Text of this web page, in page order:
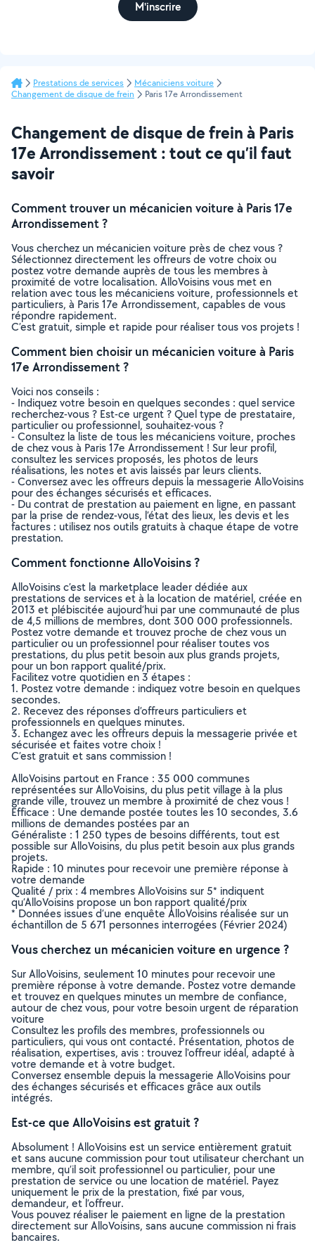
M'inscrire
Prestations de services
Mécaniciens voiture
Changement de disque de frein
Paris 17e Arrondissement
Changement de disque de frein à Paris
17e Arrondissement : tout ce qu’il faut
savoir
Comment trouver un mécanicien voiture à Paris 17e
Arrondissement ?
Vous cherchez un mécanicien voiture près de chez vous ?
Sélectionnez directement les offreurs de votre choix ou
postez votre demande auprès de tous les membres à
proximité de votre localisation. AlloVoisins vous met en
relation avec tous les mécaniciens voiture, professionnels et
particuliers, à Paris 17e Arrondissement, capables de vous
répondre rapidement.
C’est gratuit, simple et rapide pour réaliser tous vos projets !
Comment bien choisir un mécanicien voiture à Paris
17e Arrondissement ?
Voici nos conseils :
- Indiquez votre besoin en quelques secondes : quel service
recherchez-vous ? Est-ce urgent ? Quel type de prestataire,
particulier ou professionnel, souhaitez-vous ?
- Consultez la liste de tous les mécaniciens voiture, proches
de chez vous à Paris 17e Arrondissement ! Sur leur profil,
consultez les services proposés, les photos de leurs
réalisations, les notes et avis laissés par leurs clients.
- Conversez avec les offreurs depuis la messagerie AlloVoisins
pour des échanges sécurisés et efficaces.
- Du contrat de prestation au paiement en ligne, en passant
par la prise de rendez-vous, l’état des lieux, les devis et les
factures : utilisez nos outils gratuits à chaque étape de votre
prestation.
Comment fonctionne AlloVoisins ?
AlloVoisins c’est la marketplace leader dédiée aux
prestations de services et à la location de matériel, créée en
2013 et plébiscitée aujourd’hui par une communauté de plus
de 4,5 millions de membres, dont 300 000 professionnels.
Postez votre demande et trouvez proche de chez vous un
particulier ou un professionnel pour réaliser toutes vos
prestations, du plus petit besoin aux plus grands projets,
pour un bon rapport qualité/prix.
Facilitez votre quotidien en 3 étapes :
1. Postez votre demande : indiquez votre besoin en quelques
secondes.
2. Recevez des réponses d’offreurs particuliers et
professionnels en quelques minutes.
3. Echangez avec les offreurs depuis la messagerie privée et
sécurisée et faites votre choix !
C’est gratuit et sans commission !
AlloVoisins partout en France : 35 000 communes
représentées sur AlloVoisins, du plus petit village à la plus
grande ville, trouvez un membre à proximité de chez vous !
Efficace : Une demande postée toutes les 10 secondes, 3.6
millions de demandes postées par an
Généraliste : 1 250 types de besoins différents, tout est
possible sur AlloVoisins, du plus petit besoin aux plus grands
projets.
Rapide : 10 minutes pour recevoir une première réponse à
votre demande
Qualité / prix : 4 membres AlloVoisins sur 5* indiquent
qu’AlloVoisins propose un bon rapport qualité/prix
* Données issues d’une enquête AlloVoisins réalisée sur un
échantillon de 5 671 personnes interrogées (Février 2024)
Vous cherchez un mécanicien voiture en urgence ?
Sur AlloVoisins, seulement 10 minutes pour recevoir une
première réponse à votre demande. Postez votre demande
et trouvez en quelques minutes un membre de confiance,
autour de chez vous, pour votre besoin urgent de réparation
voiture
Consultez les profils des membres, professionnels ou
particuliers, qui vous ont contacté. Présentation, photos de
réalisation, expertises, avis : trouvez l'offreur idéal, adapté à
votre demande et à votre budget.
Conversez ensemble depuis la messagerie AlloVoisins pour
des échanges sécurisés et efficaces grâce aux outils
intégrés.
Est-ce que AlloVoisins est gratuit ?
Absolument ! AlloVoisins est un service entièrement gratuit
et sans aucune commission pour tout utilisateur cherchant un
membre, qu’il soit professionnel ou particulier, pour une
prestation de service ou une location de matériel. Payez
uniquement le prix de la prestation, fixé par vous,
demandeur, et l’offreur.
Vous pouvez réaliser le paiement en ligne de la prestation
directement sur AlloVoisins, sans aucune commission ni frais
bancaires.